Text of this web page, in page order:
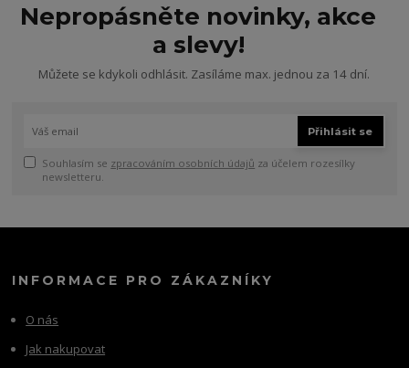
Nepropásněte novinky, akce
a slevy!
Můžete se kdykoli odhlásit. Zasíláme max. jednou za 14 dní.
Přihlásit se
Souhlasím se zpracováním osobních údajů za účelem rozesílky
newsletteru.
INFORMACE PRO ZÁKAZNÍKY
O nás
Jak nakupovat